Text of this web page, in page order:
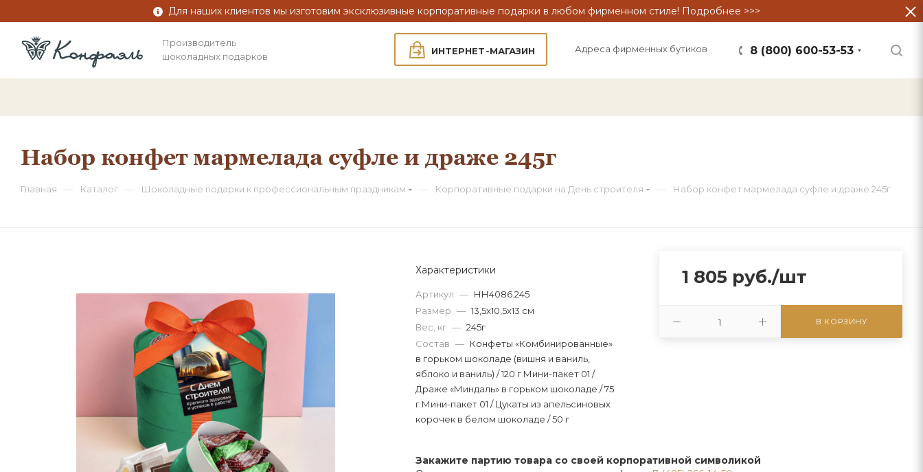
Для наших клиентов мы изготовим эксклюзивные корпоративные подарки в любом фирменном стиле! Подробнее >>>
Производитель
шоколадных подарков
8 (800) 600-53-53
ИНТЕРНЕТ-МАГАЗИН Адреса фирменных бутиков
Набор конфет мармелада суфле и драже 245г
Главная — Каталог — Шоколадные подарки к профессиональным праздникам — Корпоративные подарки на День строителя — Набор конфет мармелада суфле и драже 245г
Характеристики
Артикул — НН4086.245
Размер — 13,5х10,5х13 см
Вес, кг — 245г
Состав — Конфеты «Комбинированные»
в горьком шоколаде (вишня и ваниль,
яблоко и ваниль) / 120 г Мини-пакет 01 /
Драже «Миндаль» в горьком шоколаде / 75
г Мини-пакет 01 / Цукаты из апельсиновых
корочек в белом шоколаде / 50 г
1 805 руб./шт
В КОРЗИНУ
Закажите партию товара со своей корпоративной символикой